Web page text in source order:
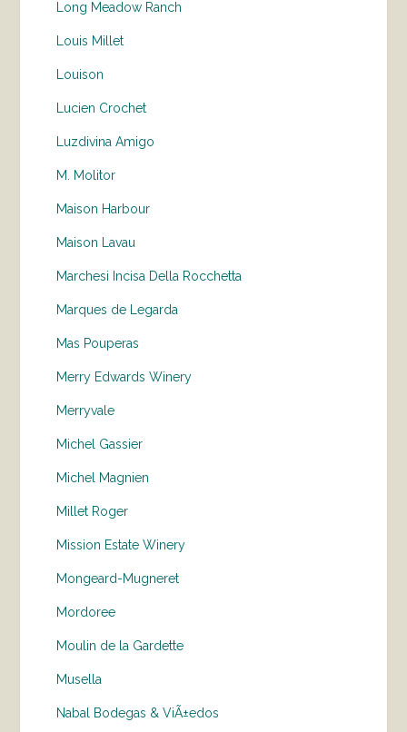
Long Meadow Ranch
Louis Millet
Louison
Lucien Crochet
Luzdivina Amigo
M. Molitor
Maison Harbour
Maison Lavau
Marchesi Incisa Della Rocchetta
Marques de Legarda
Mas Pouperas
Merry Edwards Winery
Merryvale
Michel Gassier
Michel Magnien
Millet Roger
Mission Estate Winery
Mongeard-Mugneret
Mordoree
Moulin de la Gardette
Musella
Nabal Bodegas & ViÃ±edos